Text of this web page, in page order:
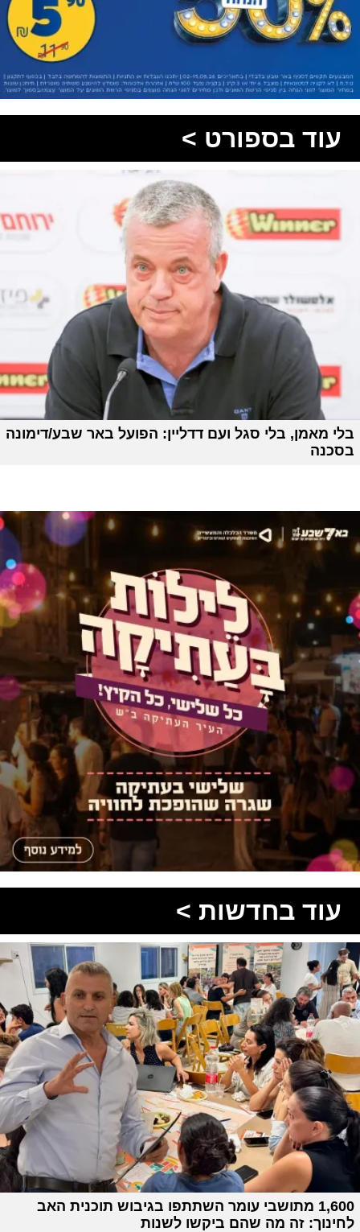
עוד בספורט >
בלי מאמן, בלי סגל ועם דדליין: הפועל באר שבע/דימונה
בסכנה
עוד בחדשות >
1,600 מתושבי עומר השתתפו בגיבוש תוכנית האב
לחינוך: זה מה שהם ביקשו לשנות